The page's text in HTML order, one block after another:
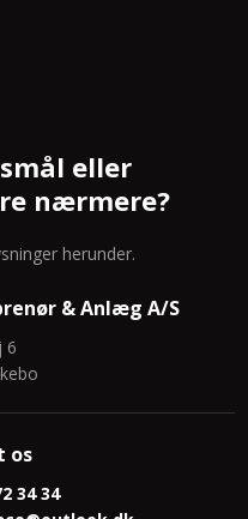
eller
nærmere?
herunder.
& Anlæg A/S
6
os
34 34